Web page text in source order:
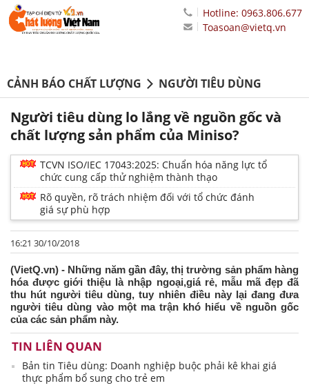
Hotline: 0963.806.677
Toasoan@vietq.vn
CẢNH BÁO CHẤT LƯỢNG NGƯỜI TIÊU DÙNG
Người tiêu dùng lo lắng về nguồn gốc và
chất lượng sản phẩm của Miniso?
TCVN ISO/IEC 17043:2025: Chuẩn hóa năng lực tổ
chức cung cấp thử nghiệm thành thạo
Rõ quyền, rõ trách nhiệm đối với tổ chức đánh
giá sự phù hợp
16:21 30/10/2018
(VietQ.vn) - Những năm gần đây, thị trường sản phẩm hàng
hóa được giới thiệu là nhập ngoại,giá rẻ, mẫu mã đẹp đã
thu hút người tiêu dùng, tuy nhiên điều này lại đang đưa
người tiêu dùng vào một ma trận khó hiểu về nguồn gốc
của các sản phẩm này.
TIN LIÊN QUAN
Bản tin Tiêu dùng: Doanh nghiệp buộc phải kê khai giá
thực phẩm bổ sung cho trẻ em